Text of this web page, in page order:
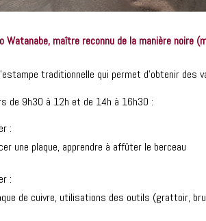
Watanabe, maître reconnu de la manière noire
traditionnelle qui permet d’obtenir des
de 9h30 à 12h et de 14h à 16h30 :
:
une plaque, apprendre à affûter le berceau
:
de cuivre, utilisations des outils (grattoir,